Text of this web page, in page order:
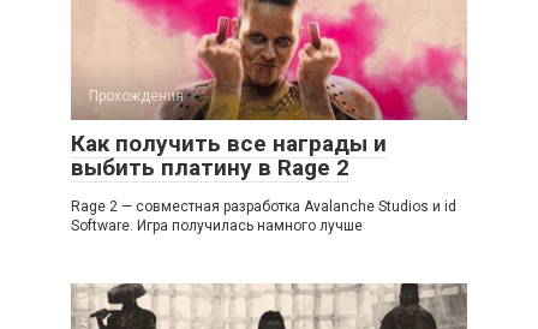
Прохождения
Как получить все награды и
выбить платину в Rage 2
Rage 2 — совместная разработка Avalanche Studios и id
Software. Игра получилась намного лучше